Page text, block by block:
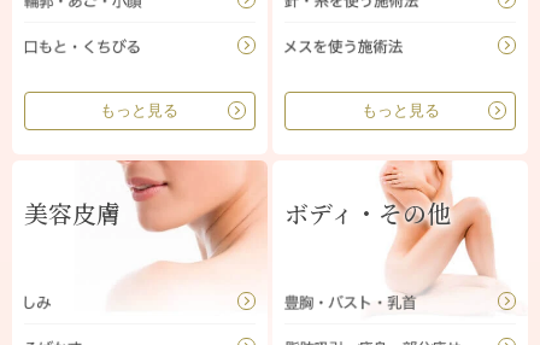
もっと見る もっと見る
美容皮膚 ボディ・その他